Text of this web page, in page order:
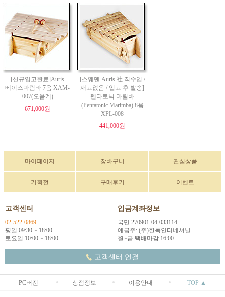
[신규입고완료]Auris
베이스마림바 7음 XAM-
007(오음계)
671,000원
[스웨덴 Auris 社 직수입 /
재고없음 / 입고 후 발송]
펜타토닉 마림바
(Pentatonic Marimba) 8음
XPL-008
441,000원
마이페이지 장바구니 관심상품
기획전 구매후기 이벤트
고객센터
02-522-0869
평일 09:30 ~ 18:00
토요일 10:00 ~ 18:00
입금계좌정보
국민 270901-04-033114
예금주: (주)한독인터네셔널
월~금 택배마감 16:00
고객센터 연결
PC버전 상점정보 이용안내 TOP ▲